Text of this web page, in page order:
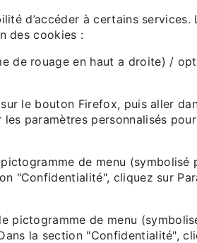
d’accéder à certains
des cookies :
de rouage en haut a droite) /
le bouton Firefox, puis aller
paramètres personnalisés
de menu (symbolisé
"Confidentialité", cliquez sur
pictogramme de menu
la section "Confidentialité",